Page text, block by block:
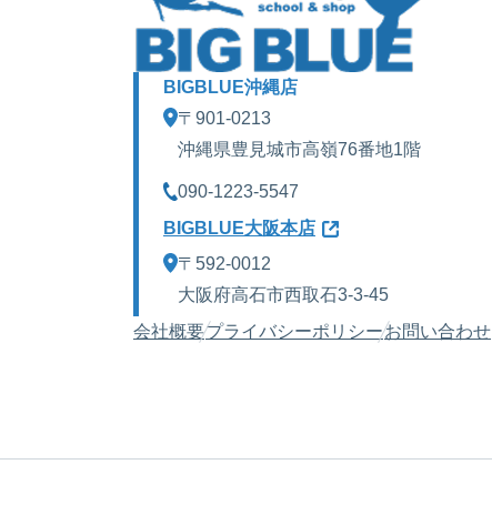
BIGBLUE沖縄店
〒901-0213
沖縄県豊見城市高嶺76番地1階
090-1223-5547
BIGBLUE大阪本店
〒592-0012
大阪府高石市西取石3-3-45
会社概要プライバシーポリシーお問い合わせ